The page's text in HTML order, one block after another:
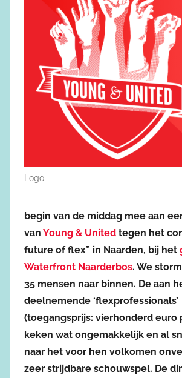
Logo
begin van de middag mee aan
van Young & United tegen het
future of flex” in Naarden, bij het
Waterfront Naarderbos. We
35 mensen naar binnen. De aan
deelnemende ‘flexprofessionals’
(toegangsprijs: vierhonderd euro
keken wat ongemakkelijk en al
naar het voor hen volkomen
zeer strijdbare schouwspel. De